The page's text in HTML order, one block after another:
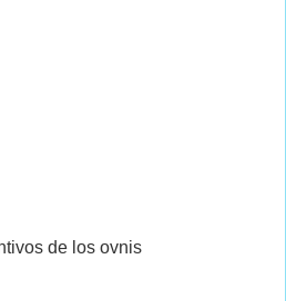
de los ovnis